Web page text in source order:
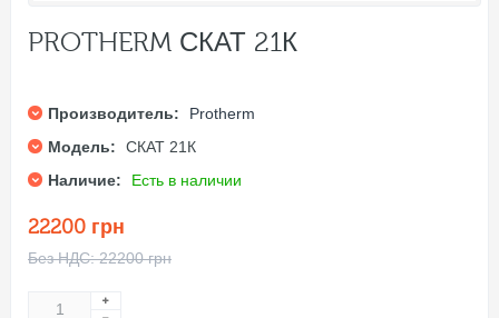
PROTHERM СКАТ 21К
Производитель:
Protherm
Модель:
СКАТ 21К
Наличие:
Есть в наличии
22200 грн
Без НДС: 22200 грн